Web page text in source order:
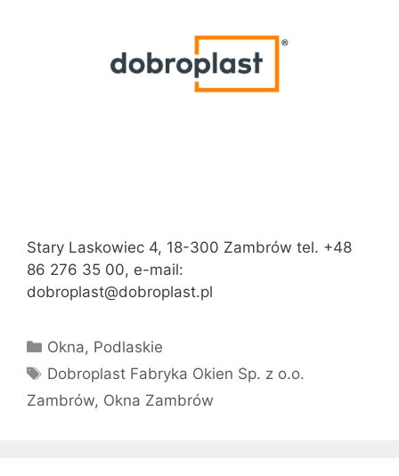
Stary Laskowiec 4, 18-300 Zambrów tel. +48
86 276 35 00, e-mail:
dobroplast@dobroplast.pl
Kategorie
Okna, Podlaskie
Tagi
Dobroplast Fabryka Okien Sp. z o.o.
Zambrów, Okna Zambrów